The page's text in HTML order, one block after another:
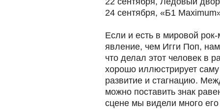
24 сентября, «Б1
Если и есть в мировой
явление, чем Игги Поп,
что делал этот человек в
хорошо иллюстрирует
развитие и стагнацию.
можно поставить знак
сцене мы видели много